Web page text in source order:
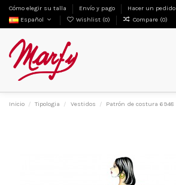
Cómo elegir su talla Envío y pago
Hacer un pedido
Español
Wishlist (0) Compare (0)
Inicio Tipologia Vestidos Patrón de costura 6948